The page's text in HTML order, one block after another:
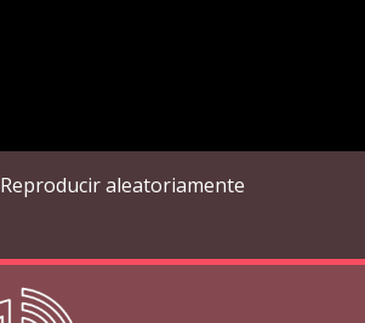
Reproducir aleatoriamente